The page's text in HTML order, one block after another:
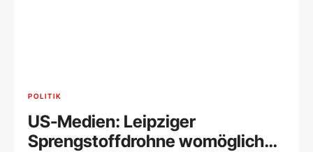
POLITIK
US-Medien: Leipziger
Sprengstoffdrohne womöglich